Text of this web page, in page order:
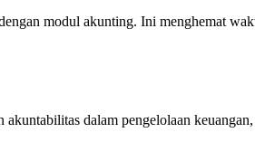
modul akunting. Ini menghemat
dalam pengelolaan